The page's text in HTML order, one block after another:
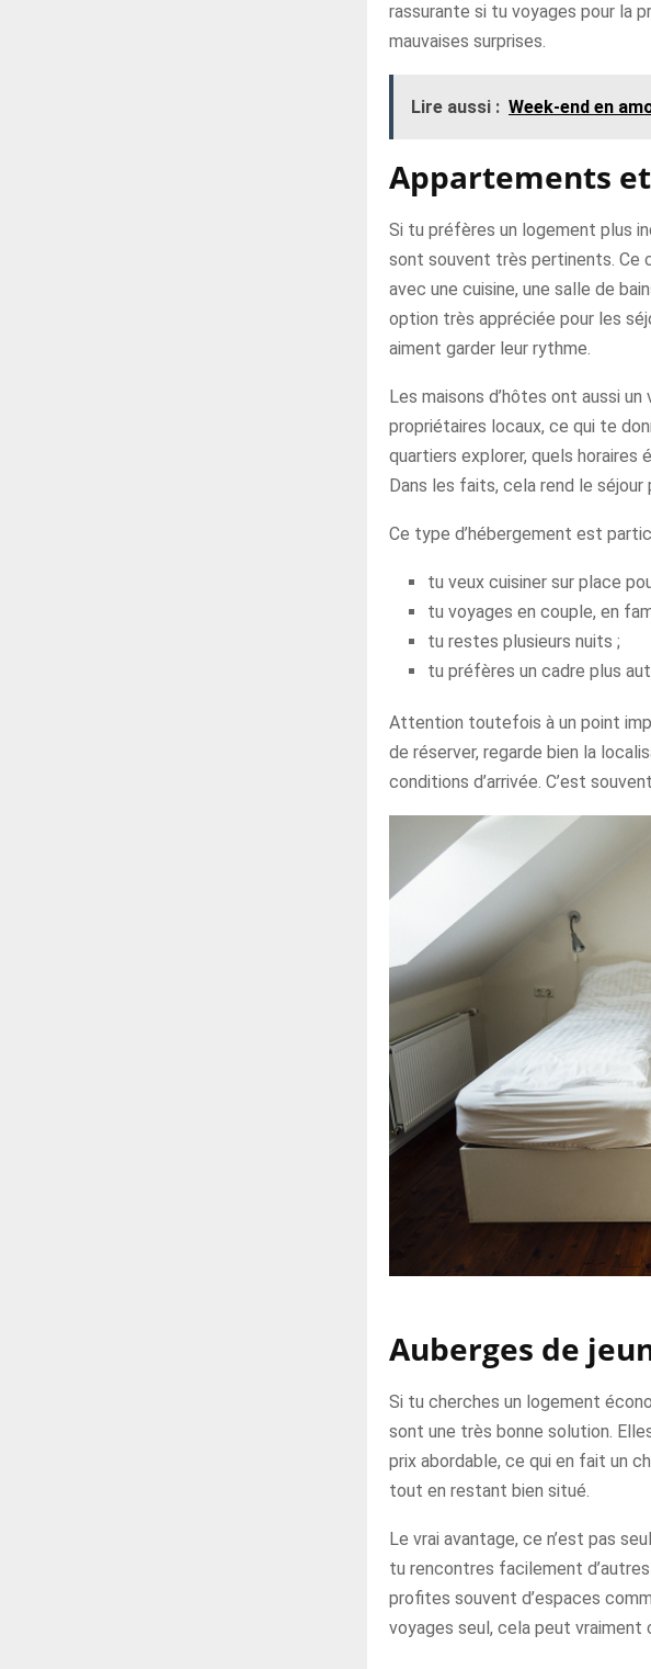
rassurante si tu voyages pour la
mauvaises surprises.
Lire aussi : Week-end en
Appartements
Si tu préfères un logement plus
sont souvent très pertinents. Ce
avec une cuisine, une salle de
option très appréciée pour les
aiment garder leur rythme.
Les maisons d’hôtes ont aussi
propriétaires locaux, ce qui te
quartiers explorer, quels horaires
Dans les faits, cela rend le
Ce type d’hébergement est
tu veux cuisiner sur place
tu voyages en couple, en
tu restes plusieurs nuits ;
tu préfères un cadre plus
Attention toutefois à un point
de réserver, regarde bien la
conditions d’arrivée. C’est
Auberges de
Si tu cherches un logement
sont une très bonne solution.
prix abordable, ce qui en fait un
tout en restant bien situé.
Le vrai avantage, ce n’est pas
tu rencontres facilement
profites souvent d’espaces
voyages seul, cela peut vraiment